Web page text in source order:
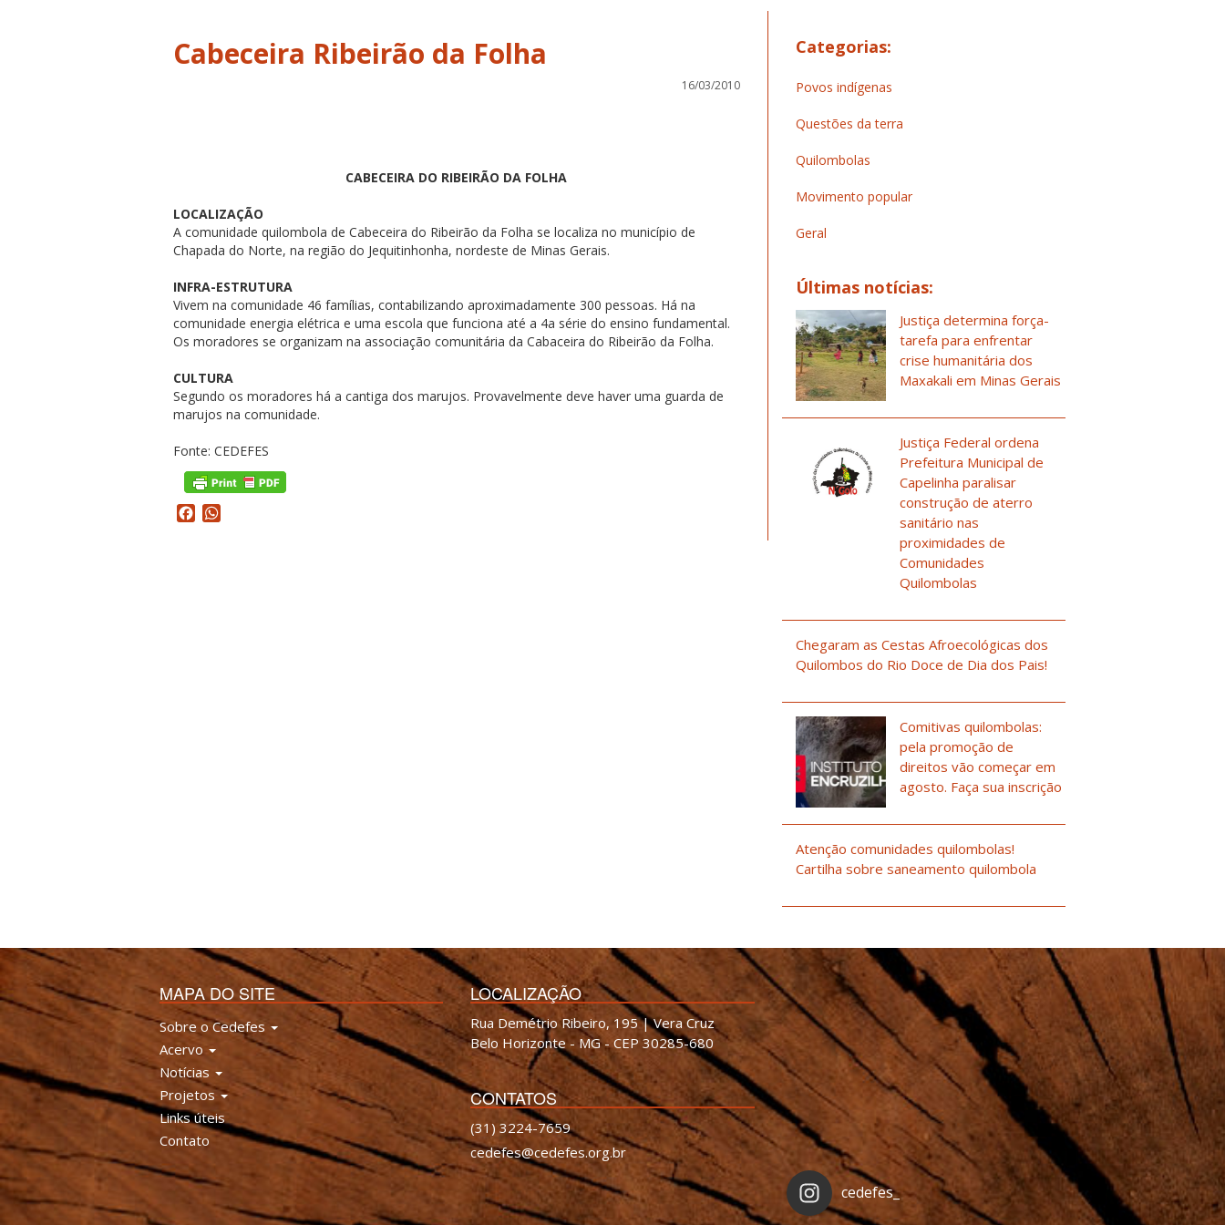
Cabeceira Ribeirão da Folha
16/03/2010
CABECEIRA DO RIBEIRÃO DA FOLHA
LOCALIZAÇÃO
A comunidade quilombola de Cabeceira do Ribeirão da Folha se localiza no município de
Chapada do Norte, na região do Jequitinhonha, nordeste de Minas Gerais.
INFRA-ESTRUTURA
Vivem na comunidade 46 famílias, contabilizando aproximadamente 300 pessoas. Há na
comunidade energia elétrica e uma escola que funciona até a 4a série do ensino fundamental.
Os moradores se organizam na associação comunitária da Cabaceira do Ribeirão da Folha.
CULTURA
Segundo os moradores há a cantiga dos marujos. Provavelmente deve haver uma guarda de
marujos na comunidade.
Fonte: CEDEFES
Facebook
Categorias:
Povos indígenas
Questões da terra
Quilombolas
Movimento popular
Geral
Últimas notícias:
Justiça determina força-
tarefa para enfrentar
crise humanitária dos
Maxakali em Minas Gerais
Justiça Federal ordena
Prefeitura Municipal de
Capelinha paralisar
construção de aterro
sanitário nas
proximidades de
Comunidades
Quilombolas
Chegaram as Cestas Afroecológicas dos
Quilombos do Rio Doce de Dia dos Pais!
Comitivas quilombolas:
pela promoção de
direitos vão começar em
agosto. Faça sua inscrição
Atenção comunidades quilombolas!
Cartilha sobre saneamento quilombola
MAPA DO SITE
Sobre o Cedefes
Acervo
Notícias
Projetos
Links úteis
Contato
LOCALIZAÇÃO
Rua Demétrio Ribeiro, 195 | Vera Cruz
Belo Horizonte - MG - CEP 30285-680
CONTATOS
(31) 3224-7659
cedefes@cedefes.org.br
cedefes_